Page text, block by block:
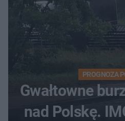
PROGNOZA
Gwałtowne
nad Polskę.